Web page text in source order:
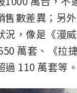
售數差異；另
況，像是《漫
萬套、《拉
110 萬套等。